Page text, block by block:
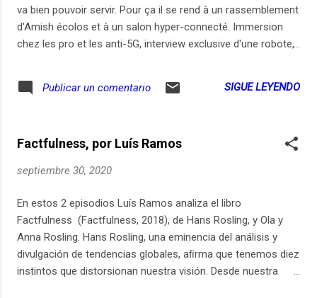
va bien pouvoir servir. Pour ça il se rend à un rassemblement
d'Amish écolos et à un salon hyper-connecté. Immersion
chez les pro et les anti-5G, interview exclusive d'une robote,
ce podcast sur notre site, Apple
Mix : Arnaud Forest - Production : ARTE Radio
Publicar un comentario SIGUE LEYENDO
Factfulness, por Luís Ramos
septiembre 30, 2020
En estos 2 episodios Luís Ramos analiza el libro
Factfulness (Factfulness, 2018), de Hans Rosling, y Ola y
Anna Rosling. Hans Rosling, una eminencia del análisis y
divulgación de tendencias globales, aﬁrma que tenemos diez
instintos que distorsionan nuestra visión. Desde nuestra